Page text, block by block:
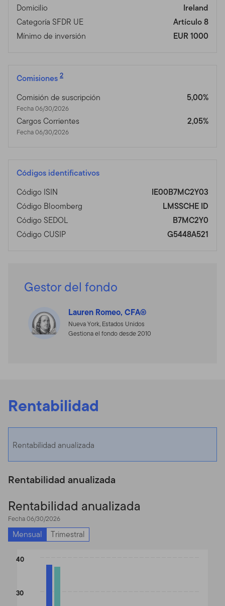
Domicilio
Ireland
Categoría SFDR UE
Artículo 8
Mínimo de inversión
EUR 1000
Comisiones 2
Comisión de suscripción
Fecha 06/30/2026
5,00%
Cargos Corrientes
Fecha 06/30/2026
2,05%
Códigos identificativos
Código ISIN
IE00B7MC2Y03
Código Bloomberg
LMSSCHE ID
Código SEDOL
B7MC2Y0
Código CUSIP
G5448A521
Gestor del fondo
Lauren Romeo, CFA®
Nueva York, Estados Unidos
Gestiona el fondo desde 2010
Rentabilidad
Rentabilidad anualizada
Rentabilidad anualizada
Rentabilidad anualizada
Fecha 06/30/2026
Mensual
Trimestral
The chart has 1 Y axis displaying values. Data ranges from
30
40